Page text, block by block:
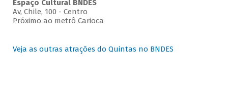
Espaço Cultural BNDES
Av, Chile, 100 - Centro
Próximo ao metrô Carioca
Veja as outras atrações do Quintas no BNDES